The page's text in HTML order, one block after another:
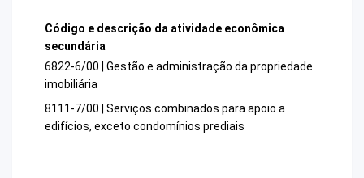
Código e descrição da atividade econômica
secundária
6822-6/00 | Gestão e administração da propriedade
imobiliária
8111-7/00 | Serviços combinados para apoio a
edifícios, exceto condomínios prediais